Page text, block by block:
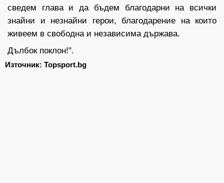
сведем глава и да бъдем благодарни на всички
знайни и незнайни герои, благодарение на които
живеем в свободна и независима държава.
Дълбок поклон!".
Източник: Topsport.bg